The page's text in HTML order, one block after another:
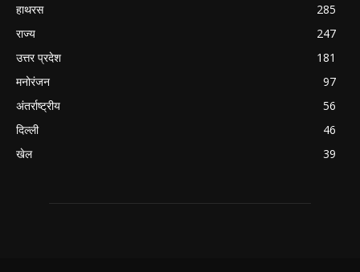
हाथरस
285
राज्य
247
उत्तर प्रदेश
181
मनोरंजन
97
अंतर्राष्ट्रीय
56
दिल्ली
46
खेल
39